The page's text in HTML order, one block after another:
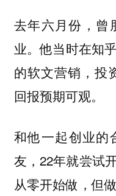
去年六月份，曾
业。他当时在知
的软文营销，投
回报预期可观。
和他一起创业的
友，22年就尝试
从零开始做，但